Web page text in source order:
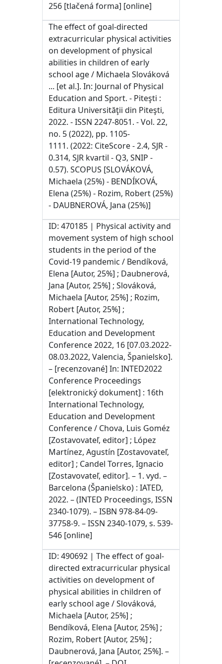
256 [tlačená forma] [online]
The effect of goal-directed
extracurricular physical activities
on development of physical
abilities in children of early
school age / Michaela Slováková
... [et al.]. In: Journal of Physical
Education and Sport. - Piteşti :
Editura Universităţii din Piteşti,
2022. - ISSN 2247-8051. - Vol. 22,
no. 5 (2022), pp. 1105-
1111. (2022: CiteScore - 2.4, SJR -
0.314, SJR kvartil - Q3, SNIP -
0.57). SCOPUS [SLOVÁKOVÁ,
Michaela (25%) - BENDÍKOVÁ,
Elena (25%) - Rozim, Robert (25%)
- DAUBNEROVÁ, Jana (25%)]
ID: 470185 | Physical activity and
movement system of high school
students in the period of the
Covid-19 pandemic / Bendíková,
Elena [Autor, 25%] ; Daubnerová,
Jana [Autor, 25%] ; Slováková,
Michaela [Autor, 25%] ; Rozim,
Robert [Autor, 25%] ;
International Technology,
Education and Development
Conference 2022, 16 [07.03.2022-
08.03.2022, Valencia, Španielsko].
– [recenzované] In: INTED2022
Conference Proceedings
[elektronický dokument] : 16th
International Technology,
Education and Development
Conference / Chova, Luis Goméz
[Zostavovateľ, editor] ; López
Martínez, Agustín [Zostavovateľ,
editor] ; Candel Torres, Ignacio
[Zostavovateľ, editor]. – 1. vyd. –
Barcelona (Španielsko) : IATED,
2022. – (INTED Proceedings, ISSN
2340-1079). – ISBN 978-84-09-
37758-9. – ISSN 2340-1079, s. 539-
546 [online]
ID: 490692 | The effect of goal-
directed extracurricular physical
activities on development of
physical abilities in children of
early school age / Slováková,
Michaela [Autor, 25%] ;
Bendíková, Elena [Autor, 25%] ;
Rozim, Robert [Autor, 25%] ;
Daubnerová, Jana [Autor, 25%]. –